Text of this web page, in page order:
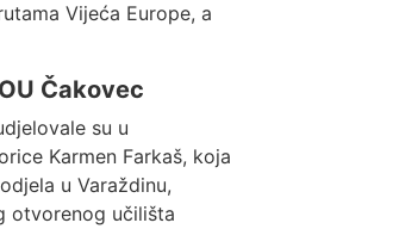
Vijeća Europe, a
Čakovec
su u
Karmen Farkaš, koja
u Varaždinu,
otvorenog učilišta